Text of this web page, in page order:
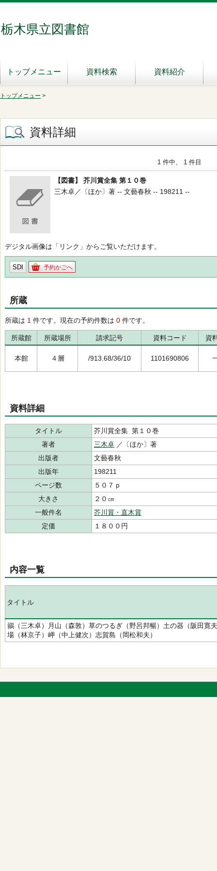
栃木県立図書館
トップメニュー 資料検索 資料紹介
トップメニュー >
資料詳細
1 件中、 1 件目
【図書】 芥川賞全集 第１０巻
三木卓／〔ほか〕著 -- 文藝春秋 -- 198211 --
デジタル画像は「リンク」からご覧いただけます。
SDI 予約かごへ
所蔵
所蔵は 1 件です。現在の予約件数は 0 件です。
所蔵館 所蔵場所 請求記号 資料コード 資
本館 ４層 /913.68/36/10 1101690806
資料詳細
タイトル
芥川賞全集 第１０巻
著者
三木卓 ／〔ほか〕著
出版者
文藝春秋
出版年
198211
ページ数
５０７ｐ
大きさ
２０㎝
一般件名
芥川賞・直木賞
定価
１８００円
内容一覧
タイトル
鶸（三木卓）月山（森敦）草のつるぎ（野呂邦暢）土の器（阪田寛
場（林京子）岬（中上健次）志賀島（岡松和夫）